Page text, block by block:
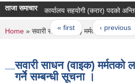
ताजा समाचारकार्यालय सहयोगी (करार) पदको अन्तिम
Pages
« first ‹ previous
You are here
Home » सवारी साधन (वाइक) मर्मतको लागि
सवारी साधन (वाइक) मर्मतको
गर्ने सम्बन्धी सूचना ।